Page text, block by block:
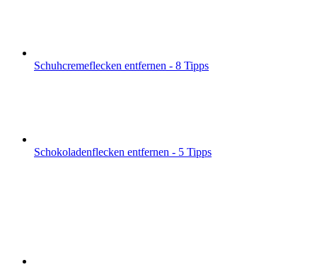
Schuhcremeflecken entfernen - 8 Tipps
Schokoladenflecken entfernen - 5 Tipps